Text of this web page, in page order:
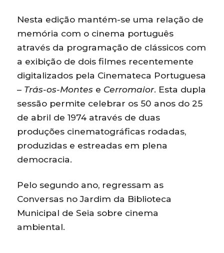
Nesta edição mantém-se uma relação de
memória com o cinema português
através da programação de clássicos com
a exibição de dois filmes recentemente
digitalizados pela Cinemateca Portuguesa
– Trás-os-Montes e Cerromaior. Esta dupla
sessão permite celebrar os 50 anos do 25
de abril de 1974 através de duas
produções cinematográficas rodadas,
produzidas e estreadas em plena
democracia.
Pelo segundo ano, regressam as
Conversas no Jardim da Biblioteca
Municipal de Seia sobre cinema
ambiental.